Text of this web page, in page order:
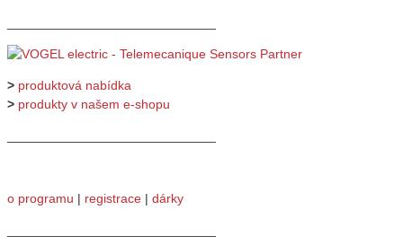
> produktová nabídka
> produkty v našem e-shopu
o programu | registrace | dárky